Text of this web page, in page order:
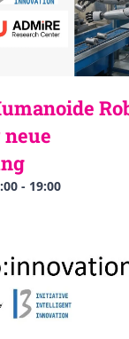
- 19:00